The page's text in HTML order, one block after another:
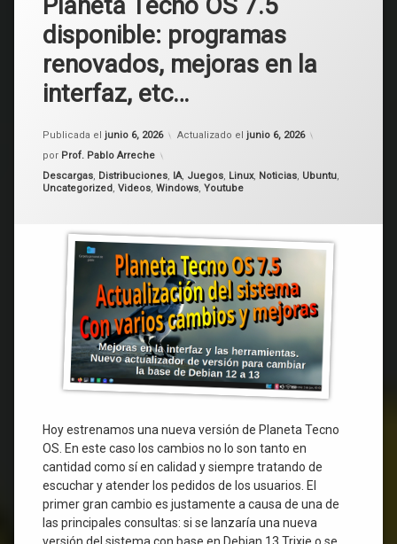
disponible: programas
renovados, mejoras en la
interfaz, etc…
Publicada el junio 6, 2026 Actualizado el junio 6, 2026
por Prof. Pablo Arreche
Categorías:
Descargas, Distribuciones, IA, Juegos, Linux, Noticias, Ubuntu,
Uncategorized, Videos, Windows, Youtube
Hoy estrenamos una nueva versión de Planeta Tecno
OS. En este caso los cambios no lo son tanto en
cantidad como sí en calidad y siempre tratando de
escuchar y atender los pedidos de los usuarios. El
primer gran cambio es justamente a causa de una de
las principales consultas: si se lanzaría una nueva
versión del sistema con base en Debian 13 Trixie o se